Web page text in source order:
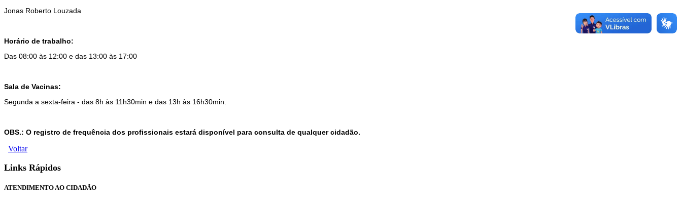
Jonas Roberto Louzada
Horário de trabalho:
Das 08:00 às 12:00 e das 13:00 às 17:00
Sala de Vacinas:
Segunda a sexta-feira - das 8h às 11h30min e das 13h às 16h30min.
OBS.: O registro de frequência dos profissionais estará disponível para consulta de qualquer cidadão.
Voltar
Links Rápidos
ATENDIMENTO AO CIDADÃO